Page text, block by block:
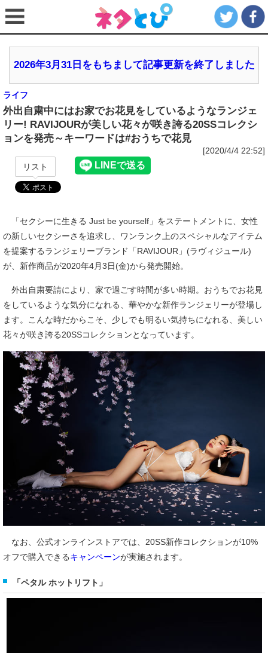
2026年3月31日をもちまして記事更新を終了しました
ライフ
外出自粛中にはお家でお花見をしているようなランジェ
リー! RAVIJOURが美しい花々が咲き誇る20SSコレクシ
ョンを発売～キーワードは#おうちで花見
[2020/4/4 22:52]
リスト
「セクシーに生きる Just be yourself」をステートメントに、女性
の新しいセクシーさを追求し、ワンランク上のスペシャルなアイテム
を提案するランジェリーブランド「RAVIJOUR」(ラヴィジュール)
が、新作商品が2020年4月3日(金)から発売開始。
外出自粛要請により、家で過ごす時間が多い時期。おうちでお花見
をしているような気分になれる、華やかな新作ランジェリーが登場し
ます。こんな時だからこそ、少しでも明るい気持ちになれる、美しい
花々が咲き誇る20SSコレクションとなっています。
なお、公式オンラインストアでは、20SS新作コレクションが10%
オフで購入できるキャンペーンが実施されます。
「ペタル ホットリフト」